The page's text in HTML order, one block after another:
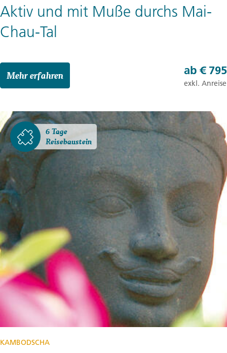
Aktiv und mit Muße durchs Mai-
Chau-Tal
Mehr erfahren ab € 795
exkl. Anreise
6 Tage
Reisebaustein
KAMBODSCHA